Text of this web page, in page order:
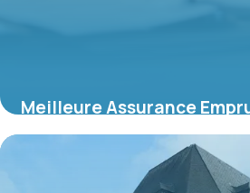
Meilleure Assurance
Comparatif Actualisé